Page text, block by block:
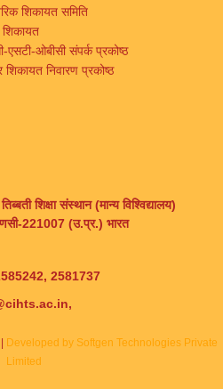
शिकायत समिति
एसटी-ओबीसी संपर्क प्रकोष्ठ
शिकायत निवारण प्रकोष्ठ
शिक्षा संस्थान (मान्य विश्विद्यालय)
221007 (उ.प्र.) भारत
2581737
Developed by Softgen Technologies Private
Limited